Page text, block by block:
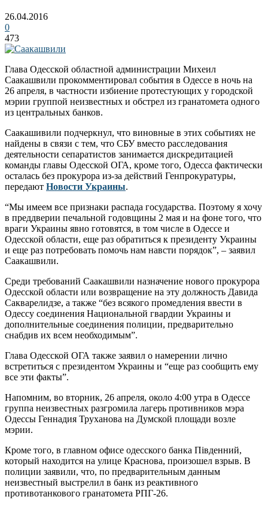
26.04.2016
0
473
Глава Одесской областной администрации Михеил
Саакашвили прокомментировал события в Одессе в ночь на
26 апреля, в частности избиение протестующих у городской
мэрии группой неизвестных и обстрел из гранатомета одного
из центральных банков.
Саакашивили подчеркнул, что виновные в этих событиях не
найдены в связи с тем, что СБУ вместо расследования
деятельности сепаратистов занимается дискредитацией
команды главы Одесской ОГА, кроме того, Одесса фактически
осталась без прокурора из-за действий Генпрокуратуры,
передают Новости Украины.
“Мы имеем все признаки распада государства. Поэтому я хочу
в преддверии печальной годовщины 2 мая и на фоне того, что
враги Украины явно готовятся, в том числе в Одессе и
Одесской области, еще раз обратиться к президенту Украины
и еще раз потребовать помочь нам навсти порядок”, – заявил
Саакашвили.
Среди требований Саакашвили назначение нового прокурора
Одесской области или возвращение на эту должность Давида
Сакварелидзе, а также “без всякого промедления ввести в
Одессу соединения Национальной гвардии Украины и
дополнительные соединения полиции, предварительно
снабдив их всем необходимым”.
Глава Одесской ОГА также заявил о намерении лично
встретиться с президентом Украины и “еще раз сообщить ему
все эти факты”.
Напомним, во вторник, 26 апреля, около 4:00 утра в Одессе
группа неизвестных разгромила лагерь противников мэра
Одессы Геннадия Труханова на Думской площади возле
мэрии.
Кроме того, в главном офисе одесского банка Південний,
который находится на улице Краснова, произошел взрыв. В
полиции заявили, что, по предварительным данным
неизвестный выстрелил в банк из реактивного
противотанкового гранатомета РПГ-26.